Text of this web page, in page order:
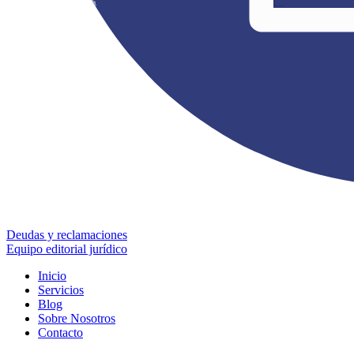
Deudas y reclamaciones
Equipo editorial jurídico
Inicio
Servicios
Blog
Sobre Nosotros
Contacto